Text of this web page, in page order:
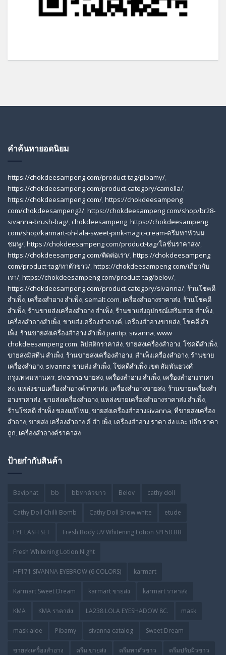
คำค้นหายอดนิยม
https://chokdeesampeng com/product-tag/pibamy/,
https://chokdeesampeng com/product-category/camella/,
https://chokdeesampeng com/, https://chokdeesampeng
com/chokdeesampeng2/, https://chokdeesampeng com/shop/br28-
sivanna-brush-bag/, chokdeesampeng, https://chokdeesampeng
com/shop/karmart-oh-lala-sweet-pink-magic-cream-ครีมทาหัวนม
ชมพู/, https://chokdeesampeng com/product-tag/โลชั่นราคาส่ง/,
https://chokdeesampeng com/ติดต่อเรา/, https://chokdeesampeng
com/product-tag/ทาตัวขาว/, https://chokdeesampeng com/เกี่ยวกับ
เรา/, https://chokdeesampeng com/product-tag/belov/,
https://chokdeesampeng com/product-category/sivanna/, ร้านโชคดี
สําเพ็ง, เครื่องสำอาง สำเพ็ง, semalt com, เครื่องสำอางราคาส่ง, ร้านโชคดี
สำเพ็ง, ร้านขายส่งเครื่องสําอาง สําเพ็ง, ร้านขายส่งอุปกรณ์เสริมสวย สําเพ็ง,
เครื่องสำอางสำเพ็ง, ขายส่งเครื่องสำอางค์, เครื่องสำอางขายส่ง, โชคดี สํา
เพ็ง, ร้านขายส่งเครื่องสําอาง สําเพ็ง pantip, sivanna, www
chokdeesampeng com, ลิปสติกราคาส่ง, ขายส่งเครื่องสำอาง, โชคดีสำเพ็ง,
ขายส่งมิสทีน สําเพ็ง, ร้านขายส่งเครื่องสำอาง, สําเพ็งเครื่องสําอาง, ร้านขาย
เครื่องสำอาง, sivanna ขายส่ง สําเพ็ง, โชคดีสำเพ็ง เขต สัมพันธวงศ์
กรุงเทพมหานคร, sivanna ขายส่ง, เครื่องสําอาง สําเพ็ง, เครื่องสําอางราคา
ส่ง, แหล่งขายเครื่องสําอางค์ราคาส่ง, เครื่องสําอางขายส่ง, ร้านขายเครื่องสํา
อางราคาส่ง, ขายส่งเครื่องสําอาง, แหล่งขายเครื่องสําอางราคาส่ง สําเพ็ง,
ร้านโชคดี สําเพ็ง ของแท้ไหม, ขายส่งเครื่องสําอางsivanna, ที่ขายส่งเครื่อง
สําอาง, ขายส่ง เครื่องสำอาง ค์ สำ เพ็ง, เครื่องสำอาง ราคา ส่ง และ ปลีก ราคา
ถูก, เครื่องสำอางค์ราคาส่ง
ป้ายกำกับสินค้า
Baviphat bb bbทาตัวขาว Belov cathy doll
Cathy Doll Chilli Bomb Cathy Doll Snow white etude
EYE LASH SET Fresh Body UV Whitening Lotion SPF50 BB
Fresh Whitening Lotion Night
HF171 SIVANNA EYEBROW (6 COLORS) karmart
Karmart Sweet Dream karmart ขายส่ง karmart ราคาส่ง
KMA KMA ราคาส่ง LA238 LOLA EYESHADOW 8C. mask
mask aloe Pibamy sivanna catalog Sweet Dream
ขายส่งเครื่องสำอาง ครีม ขายส่ง ครีมทาตัวขาว ครีมปรับผิวขาว